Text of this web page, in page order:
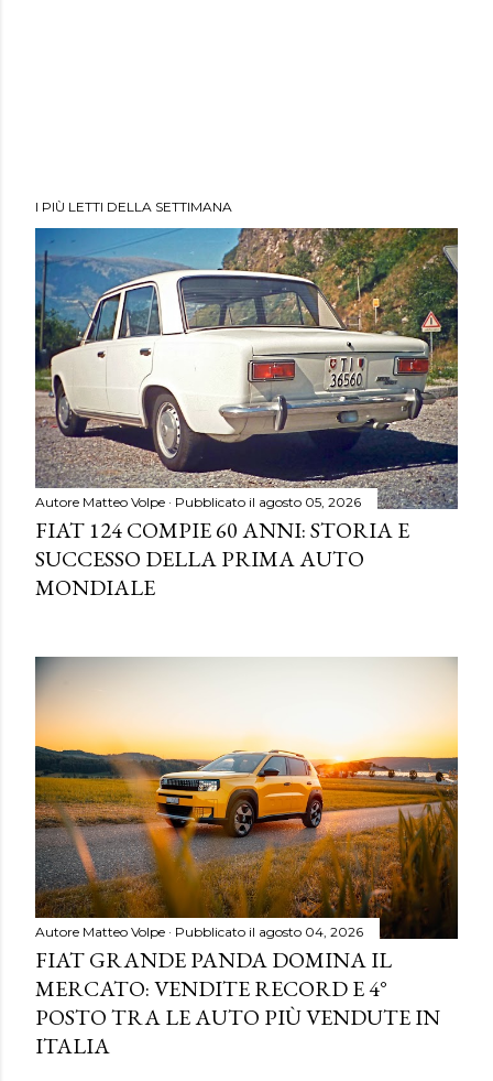
I PIÙ LETTI DELLA SETTIMANA
Autore Matteo Volpe Pubblicato il agosto 05, 2026
FIAT 124 COMPIE 60 ANNI: STORIA E
SUCCESSO DELLA PRIMA AUTO
MONDIALE
Autore Matteo Volpe Pubblicato il agosto 04, 2026
FIAT GRANDE PANDA DOMINA IL
MERCATO: VENDITE RECORD E 4°
POSTO TRA LE AUTO PIÙ VENDUTE IN
ITALIA